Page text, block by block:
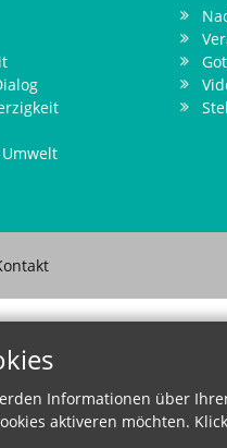
Umwelt
Informationen über
aktiveren möchten.